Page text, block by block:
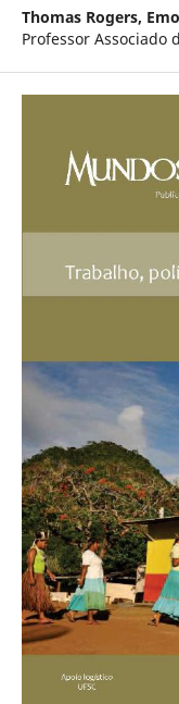
Thomas Rogers,
Professor Associado